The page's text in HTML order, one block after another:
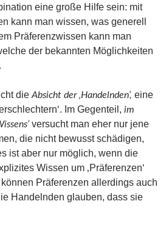
eine große Hilfe sein: mit
kann man wissen, was generell
Präferenzwissen kann man
der bekannten Möglichkeiten
die Absicht der ‚Handelnden‘, eine
Im Gegenteil, im
versucht man eher nur jene
die nicht bewusst schädigen,
ist aber nur möglich, wenn die
Wissen um ‚Präferenzen‘
Präferenzen allerdings auch
Handelnden glauben, dass sie